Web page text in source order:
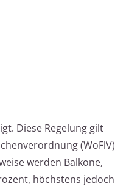
Diese Regelung gilt
(WoFlV)
werden Balkone,
höchstens jedoch